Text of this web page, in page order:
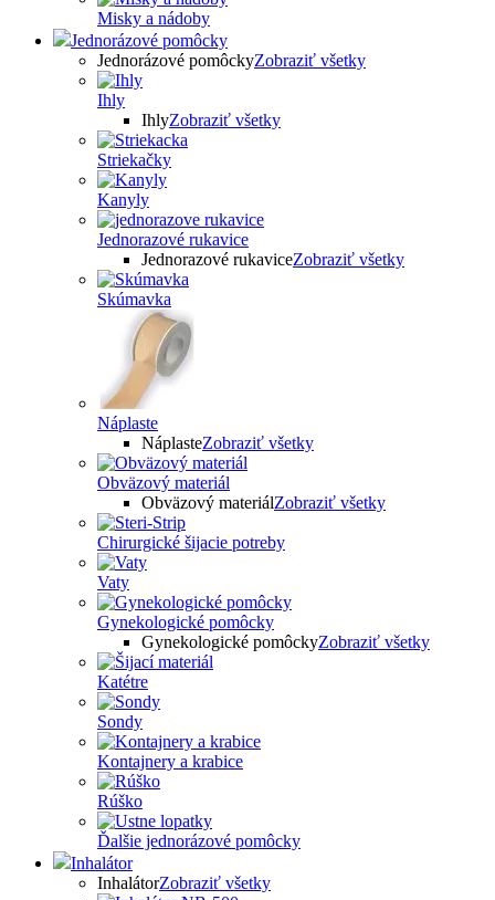
Misky a nádoby
Jednorázové pomôcky
Jednorázové pomôckyZobraziť všetky
Ihly
IhlyZobraziť všetky
Striekačky
Kanyly
Jednorazové rukavice
Jednorazové rukaviceZobraziť všetky
Skúmavka
Náplaste
NáplasteZobraziť všetky
Obväzový materiál
Obväzový materiálZobraziť všetky
Chirurgické šijacie potreby
Vaty
Gynekologické pomôcky
Gynekologické pomôckyZobraziť všetky
Katétre
Sondy
Kontajnery a krabice
Rúško
Ďalšie jednorázové pomôcky
Inhalátor
InhalátorZobraziť všetky